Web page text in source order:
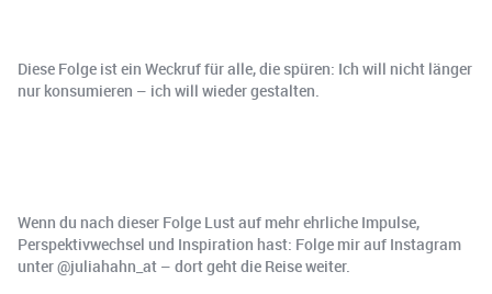
Diese Folge ist ein Weckruf für alle, die spüren: Ich will nicht länger
nur konsumieren – ich will wieder gestalten.
Wenn du nach dieser Folge Lust auf mehr ehrliche Impulse,
Perspektivwechsel und Inspiration hast: Folge mir auf Instagram
unter @juliahahn_at – dort geht die Reise weiter.